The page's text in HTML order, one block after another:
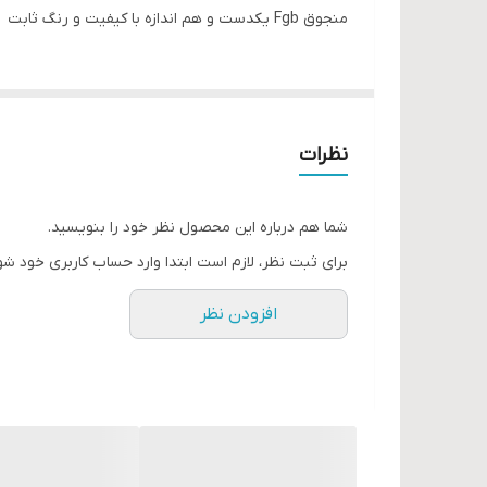
منجوق Fgb یکدست و هم اندازه با کیفیت و رنگ ثابت
نظرات
شما هم درباره این محصول نظر خود را بنویسید.
برای ثبت نظر، لازم است ابتدا وارد حساب کاربری خود
افزودن نظر